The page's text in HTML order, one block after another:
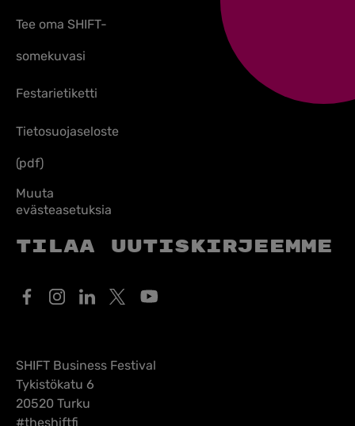
Tee oma SHIFT-
somekuvasi
Festarietiketti
Tietosuojaseloste
(pdf)
Muuta
evästeasetuksia
Tilaa uutiskirjeemme
SHIFT Business Festival
Tykistökatu 6
20520 Turku
#theshiftfi